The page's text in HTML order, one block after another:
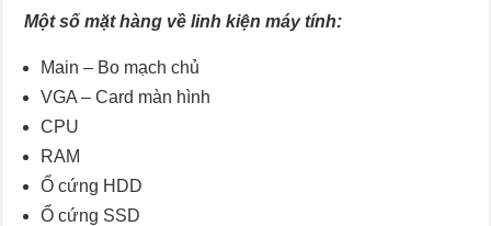
Một số mặt hàng về linh kiện máy tính:
Main – Bo mạch chủ
VGA – Card màn hình
CPU
RAM
Ổ cứng HDD
Ổ cứng SSD